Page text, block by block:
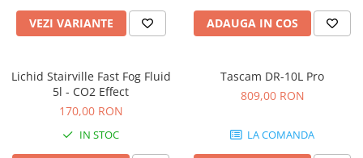
Interfete MIDI si Cabluri Midi-USB
Microfoane de studio
Pop filtre
Preamplificatoare
VEZI VARIANTE ADAUGA IN COS
Lichid Stairville Fast Fog Fluid
5l - CO2 Effect
170,00 RON
IN STOC
Tascam DR-10L Pro
809,00 RON
LA COMANDA